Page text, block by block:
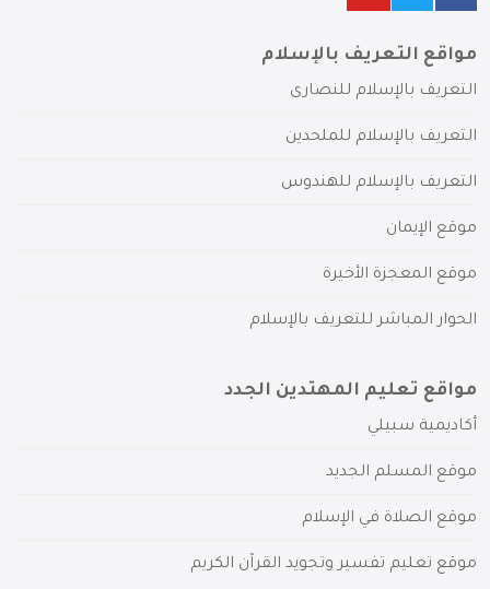
مواقع التعريف بالإسلام
التعريف بالإسلام للنصارى
التعريف بالإسلام للملحدين
التعريف بالإسلام للهندوس
موقع الإيمان
موقع المعجزة الأخيرة
الحوار المباشر للتعريف بالإسلام
مواقع تعليم المهتدين الجدد
أكاديمية سبيلي
موقع المسلم الجديد
موقع الصلاة في الإسلام
موقع تعليم تفسير وتجويد القرآن الكريم